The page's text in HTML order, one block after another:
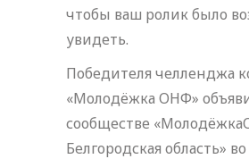
чтобы ваш ролик было
увидеть.
Победителя челленджа
«Молодёжка ОНФ»
сообществе
Белгородская область» во